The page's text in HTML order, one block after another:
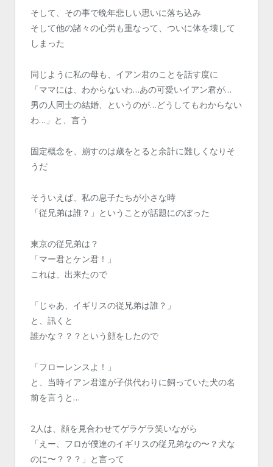
そして、その事で晩年悲しい思いに落ち込み
そして他の諸々の心労も重なって、ついに体を壊して
しまった
同じように私の母も、イアン君のことを話す度に
「ママには、わからないわ…あの可愛いイアン君が…
男の人同士の結婚、というのが…どうしてもわからない
わ…」と、言う
固定概念を、崩すのは歳をとると余計に難しくなりそ
うだ
そういえば、私の息子たちが小さな時
「従兄弟は誰？」ということが話題にのぼった
東京の従兄弟は？
「マー君とケン君！」
これは、出来たので
「じゃあ、イギリスの従兄弟は誰？」
と、訊くと
誰かな？？？という顔をしたので
「フローレンスよ！」
と、当時イアン君達が子供代わりに飼っていた犬の名
前を言うと…
2人は、顔を見合わせてゲラゲラ笑いながら
「えー、フロが僕達のイギリスの従兄弟なの〜？犬な
のに〜？？？」と言って